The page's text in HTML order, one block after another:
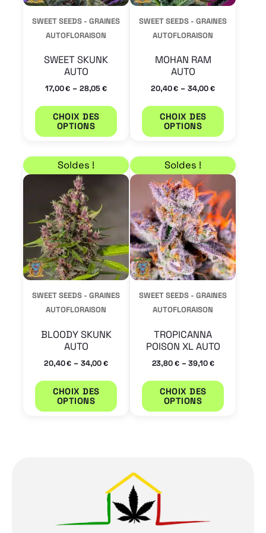
SWEET SEEDS - GRAINES
AUTOFLORAISON
SWEET SKUNK
AUTO
17,00€ – 28,05€
CHOIX DES
OPTIONS
peuvent
produit
SWEET SEEDS - GRAINES
AUTOFLORAISON
MOHAN RAM
AUTO
20,40€ – 34,00€
CHOIX DES
OPTIONS
peuvent
Soldes !
SWEET SEEDS - GRAINES
AUTOFLORAISON
BLOODY SKUNK
AUTO
20,40€ – 34,00€
Plage de prix : 20,40 € à 34,00 €
CHOIX DES
OPTIONS
Ce
produit
plusieurs
variations.
Les
options
peuvent
produit
Soldes !
SWEET SEEDS - GRAINES
AUTOFLORAISON
TROPICANNA
POISON XL AUTO
23,80 €–39,10 €
Plage de prix : 23,80
CHOIX DES
OPTIONS
Ce
produit
a
Les
options
peuvent